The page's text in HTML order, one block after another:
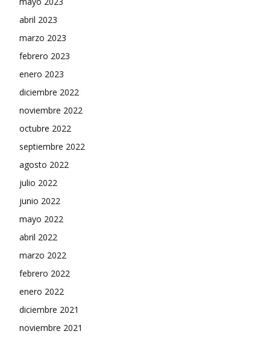
abril 2023
marzo 2023
febrero 2023
enero 2023
diciembre 2022
noviembre 2022
octubre 2022
septiembre 2022
agosto 2022
julio 2022
junio 2022
mayo 2022
abril 2022
marzo 2022
febrero 2022
enero 2022
diciembre 2021
noviembre 2021